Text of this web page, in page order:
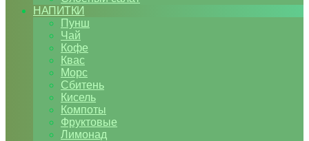
НАПИТКИ
Пунш
Чай
Кофе
Квас
Морс
Сбитень
Кисель
Компоты
Фруктовые
Лимонад